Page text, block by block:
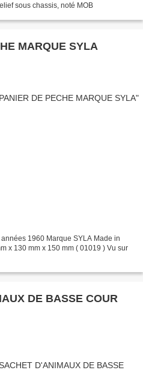
sous chassis, noté MOB
MARQUE SYLA
1960 Marque SYLA Made in
x 130 mm x 150 mm ( 01019 ) Vu sur
DE BASSE COUR